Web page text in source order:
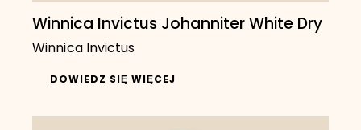
Winnica Invictus Johanniter White Dry
Winnica Invictus
DOWIEDZ SIĘ WIĘCEJ